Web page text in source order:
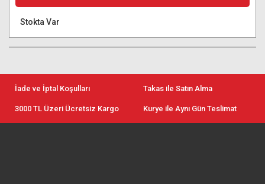
Stokta Var
İade ve İptal Koşulları Takas ile Satın Alma
3000 TL Üzeri Ücretsiz Kargo Kurye ile Aynı Gün Teslimat